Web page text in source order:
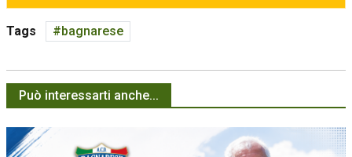
Tags bagnarese
Può interessarti anche...